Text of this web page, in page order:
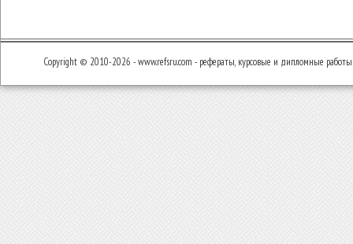
Copyright © 2010-2026 - www.refsru.com - рефераты, курсовые и дипломные работы